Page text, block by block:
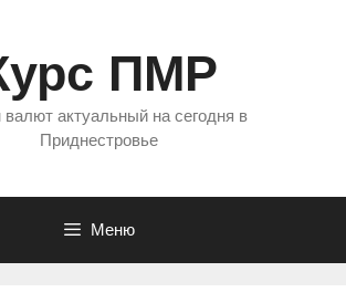
ПМР
актуальный на сегодня в
Приднестровье
Меню